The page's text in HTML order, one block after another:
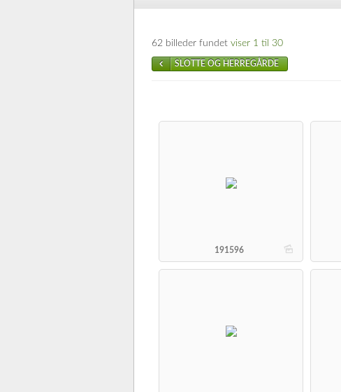
62 billeder fundet viser 1 til 30
SLOTTE OG HERREGÅRDE
b
191596